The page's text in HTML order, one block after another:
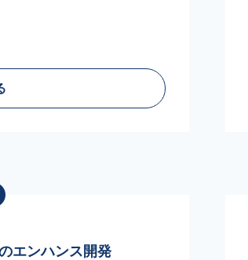
エンハンス開発